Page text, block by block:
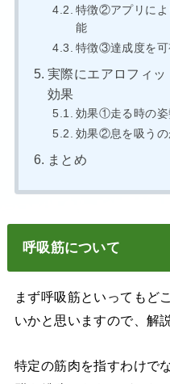
特徴②アプリによ
能
特徴③達成度を可
実際にエアロフィ
効果
効果①走る時の姿
効果②息を吸うの
まとめ
呼吸筋について
まず呼吸筋といってもど
いかと思いますので、解
特定の筋肉を指すわけで